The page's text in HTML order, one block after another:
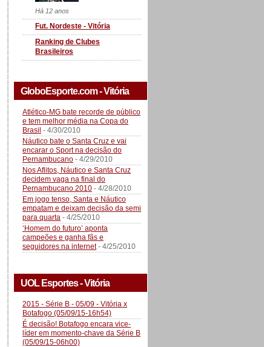
Há 12 anos
Fut. Nordeste - Vitória
Ranking de Clubes
Brasileiros
GloboEsporte.com - Vitória
Atlético-MG bate recorde de público
e tem melhor média na Copa do
Brasil - 4/30/2010
Náutico bate o Santa Cruz e vai
encarar o Sport na decisão do
Pernambucano - 4/29/2010
Nos Aflitos, Náutico e Santa Cruz
decidem vaga na final do
Pernambucano 2010 - 4/28/2010
Em jogo tenso, Santa e Náutico
empatam e deixam decisão da semi
para quarta - 4/25/2010
‘Homem do futuro’ aponta
campeões e ganha fãs e
seguidores na internet- 4/25/2010
UOL Esportes - Vitória
2015 - Série B - 05/09 - Vitória x
Botafogo (05/09/15-16h54)
É decisão! Botafogo encara vice-
líder em momento-chave da Série B
(05/09/15-06h00)